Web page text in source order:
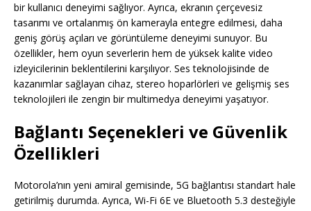
bir kullanıcı deneyimi sağlıyor. Ayrıca, ekranın çerçevesiz
tasarımı ve ortalanmış ön kamerayla entegre edilmesi, daha
geniş görüş açıları ve görüntüleme deneyimi sunuyor. Bu
özellikler, hem oyun severlerin hem de yüksek kalite video
izleyicilerinin beklentilerini karşılıyor. Ses teknolojisinde de
kazanımlar sağlayan cihaz, stereo hoparlörleri ve gelişmiş ses
teknolojileri ile zengin bir multimedya deneyimi yaşatıyor.
Bağlantı Seçenekleri ve Güvenlik
Özellikleri
Motorola’nın yeni amiral gemisinde, 5G bağlantısı standart hale
getirilmiş durumda. Ayrıca, Wi-Fi 6E ve Bluetooth 5.3 desteğiyle